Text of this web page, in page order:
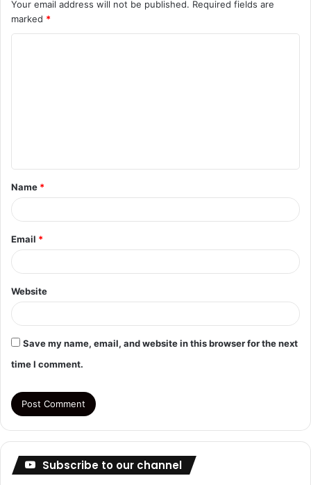
Your email address will not be published. Required fields are
marked *
t
*
Name *
Email *
Website
Save my name, email, and website in this browser for the next
time I comment.
Subscribe to our channel